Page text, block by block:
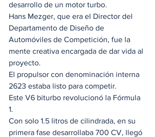
desarrollo de un motor turbo.
Hans Mezger, que era el Director del
Departamento de Diseño de
Automóviles de Competición, fue la
mente creativa encargada de dar vida al
proyecto.
El propulsor con denominación interna
2623 estaba listo para competir.
Este V6 biturbo revolucionó la Fórmula
1.
Con solo 1.5 litros de cilindrada, en su
primera fase desarrollaba 700 CV, llegó